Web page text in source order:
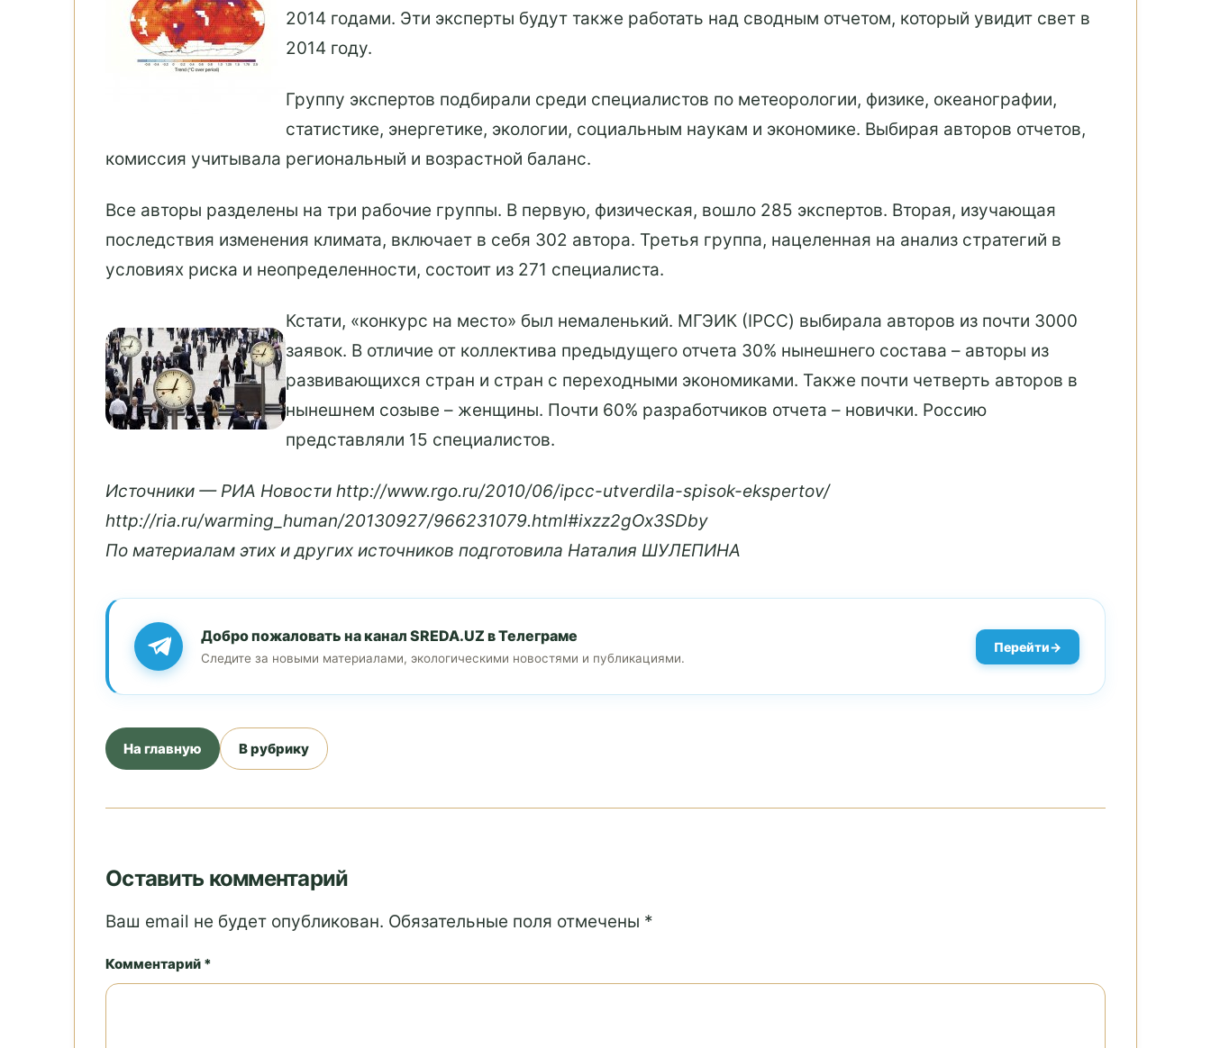
2014 годами. Эти эксперты будут также работать над сводным отчетом, который увидит свет в
2014 году.
Группу экспертов подбирали среди специалистов по метеорологии, физике, океанографии,
статистике, энергетике, экологии, социальным наукам и экономике. Выбирая авторов отчетов,
комиссия учитывала региональный и возрастной баланс.
Все авторы разделены на три рабочие группы. В первую, физическая, вошло 285 экспертов. Вторая, изучающая
последствия изменения климата, включает в себя 302 автора. Третья группа, нацеленная на анализ стратегий в
условиях риска и неопределенности, состоит из 271 специалиста.
Кстати, «конкурс на место» был немаленький. МГЭИК (IPCC) выбирала авторов из почти 3000
заявок. В отличие от коллектива предыдущего отчета 30% нынешнего состава – авторы из
развивающихся стран и стран с переходными экономиками. Также почти четверть авторов в
нынешнем созыве – женщины. Почти 60% разработчиков отчета – новички. Россию
представляли 15 специалистов.
Источники — РИА Новости http://www.rgo.ru/2010/06/ipcc-utverdila-spisok-ekspertov/
http://ria.ru/warming_human/20130927/966231079.html#ixzz2gOx3SDby
По материалам этих и других источников подготовила Наталия ШУЛЕПИНА
Добро пожаловать на канал SREDA.UZ в Телеграме
Следите за новыми материалами, экологическими новостями и публикациями.
Перейти
На главную В рубрику
Оставить комментарий
Ваш email не будет опубликован. Обязательные поля отмечены *
Комментарий *